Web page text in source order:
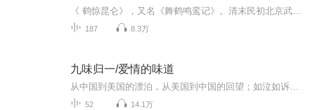
187 8.3万
九味归一/爱情的味道
52 14.1万